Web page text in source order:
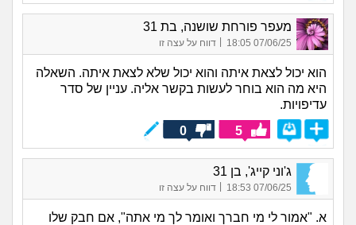
מעפר פורחת שושנה, בת 31
07/06/25 18:05
| דווח על עצה זו
הוא יכול לצאת איתה והוא יכול שלא לצאת איתה. השאלה
היא מה הוא בוחר לעשות בקשר אליה. עניין של סדר
עדיפויות.
5
0
ג'וני קייג', בן 31
07/06/25 18:53
| דווח על עצה זו
א. "אמור לי מי חברך ואומר לך מי אתה", אם חבק שלו